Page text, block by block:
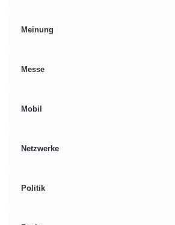
Meinung
Messe
Mobil
Netzwerke
Politik